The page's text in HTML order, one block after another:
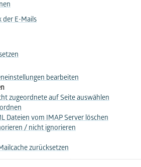
der E-Mails
bearbeiten
zugeordnete auf Seite auswählen
Dateien vom IMAP Server löschen
/ nicht ignorieren
zurücksetzen